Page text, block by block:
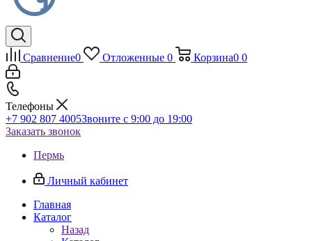
Сравнение0 Отложенные 0 Корзина0 0
Телефоны
+7 902 807 4005Звоните с 9:00 до 19:00
Заказать звонок
Пермь
Личный кабинет
Главная
Каталог
Назад